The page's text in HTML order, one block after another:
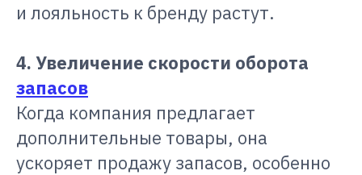
и лояльность к бренду растут.
4. Увеличение скорости оборота
запасов
Когда компания предлагает
дополнительные товары, она
ускоряет продажу запасов, особенно